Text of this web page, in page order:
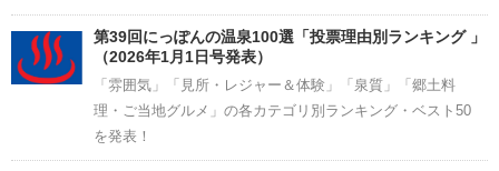
第39回にっぽんの温泉100選「投票理由別ランキング 」
（2026年1月1日号発表）
「雰囲気」「見所・レジャー＆体験」「泉質」「郷土料
理・ご当地グルメ」の各カテゴリ別ランキング・ベスト50
を発表！